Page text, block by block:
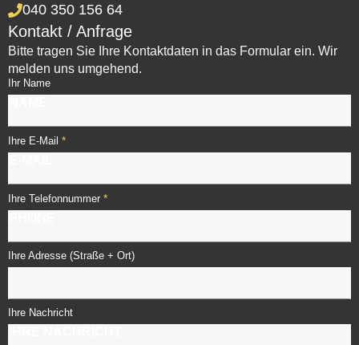
040 350 156 64
Kontakt / Anfrage
Bitte tragen Sie Ihre Kontaktdaten in das Formular ein. Wir
melden uns umgehend.
Ihr Name
Ihre E-Mail *
Ihre Telefonnummer *
Ihre Adresse (Straße + Ort)
Ihre Nachricht